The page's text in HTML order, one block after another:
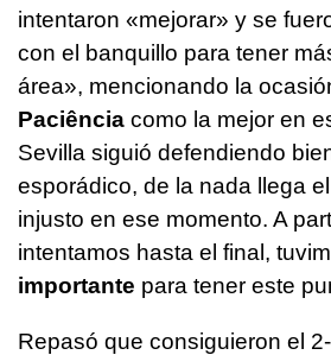
intentaron «mejorar» y se
con el banquillo para tener
área», mencionando la
Paciência como la mejor en
Sevilla siguió defendiendo
esporádico, de la nada llega
injusto en ese momento. A
intentamos hasta el final,
importante para tener este
Repasó que consiguieron el